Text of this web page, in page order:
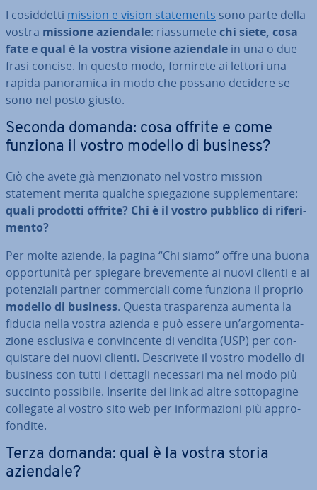
I co­sid­det­ti mission e vision sta­te­men­ts sono parte della
vostra missione aziendale: rias­su­me­te chi siete, cosa
fate e qual è la vostra visione aziendale in una o due
frasi concise. In questo modo, fornirete ai lettori una
rapida pa­no­ra­mi­ca in modo che possano decidere se
sono nel posto giusto.
Seconda domanda: cosa offrite e come
funziona il vostro modello di business?
Ciò che avete già men­zio­na­to nel vostro mission
statement merita qualche spie­ga­zio­ne sup­ple­men­ta­re:
quali prodotti offrite? Chi è il vostro pubblico di ri­fe­ri­
men­to?
Per molte aziende, la pagina “Chi siamo” offre una buona
op­por­tu­ni­tà per spiegare bre­ve­men­te ai nuovi clienti e ai
po­ten­zia­li partner com­mer­cia­li come funziona il proprio
modello di business. Questa tra­spa­ren­za aumenta la
fiducia nella vostra azienda e può essere un’ar­go­men­ta­
zio­ne esclusiva e con­vin­cen­te di vendita (USP) per con­
qui­sta­re dei nuovi clienti. De­scri­ve­te il vostro modello di
business con tutti i dettagli necessari ma nel modo più
succinto possibile. Inserite dei link ad altre sot­to­pa­gi­ne
collegate al vostro sito web per in­for­ma­zio­ni più ap­pro­
fon­di­te.
Terza domanda: qual è la vostra storia
aziendale?